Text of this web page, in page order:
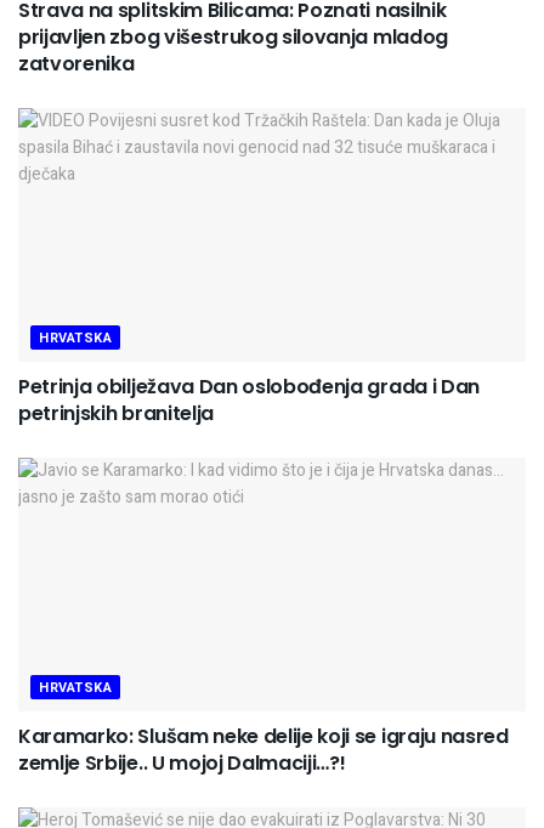
Strava na splitskim Bilicama: Poznati nasilnik
prijavljen zbog višestrukog silovanja mladog
zatvorenika
HRVATSKA
Petrinja obilježava Dan oslobođenja grada i Dan
petrinjskih branitelja
HRVATSKA
Karamarko: Slušam neke delije koji se igraju nasred
zemlje Srbije.. U mojoj Dalmaciji…?!